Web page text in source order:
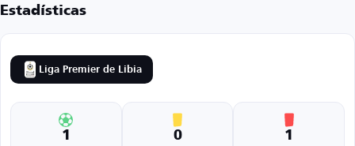
Estadísticas
Liga Premier de Libia
1 0 1